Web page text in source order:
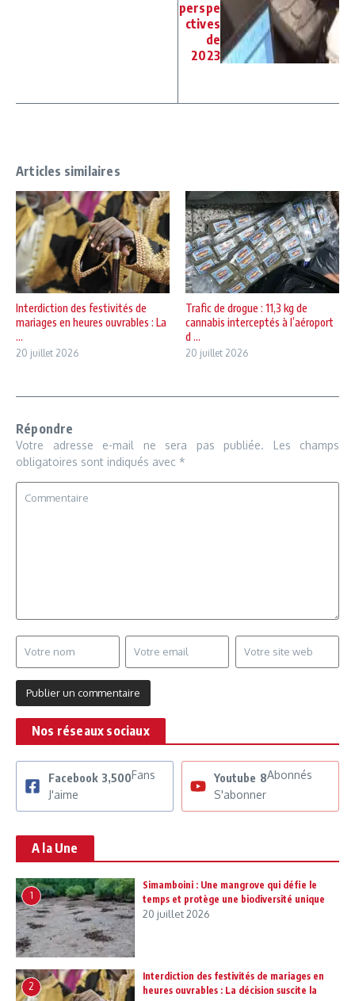
perspe
ctives
de
2023
Articles similaires
Interdiction des festivités de
mariages en heures ouvrables : La
...
20 juillet 2026
Trafic de drogue : 11,3 kg de
cannabis interceptés à l’aéroport
d ...
20 juillet 2026
Répondre
Votre adresse e-mail ne sera pas publiée.
Les champs
obligatoires sont indiqués avec *
Nos réseaux sociaux
Facebook 3,500Fans
J'aime
Youtube 8Abonnés
S'abonner
A la Une
1
Simamboini : Une mangrove qui défie le
temps et protège une biodiversité unique
20 juillet 2026
2
Interdiction des festivités de mariages en
heures ouvrables : La décision suscite la